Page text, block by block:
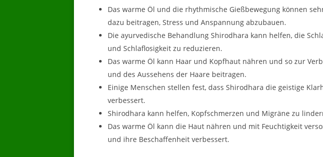
Das warme Öl und die rhythmische Gießbewegung können
dazu beitragen, Stress und Anspannung abzubauen.
Die ayurvedische Behandlung Shirodhara kann helfen, die
und Schlaflosigkeit zu reduzieren.
Das warme Öl kann Haar und Kopfhaut nähren und so zur
und des Aussehens der Haare beitragen.
Einige Menschen stellen fest, dass Shirodhara die geistige
verbessert.
Shirodhara kann helfen, Kopfschmerzen und Migräne zu
Das warme Öl kann die Haut nähren und mit Feuchtigkeit
und ihre Beschaffenheit verbessert.